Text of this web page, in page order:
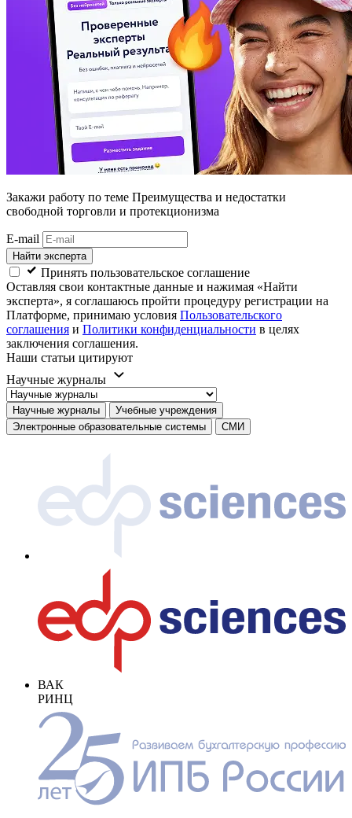
Закажи работу по теме Преимущества и недостатки
свободной торговли и протекционизма
E-mail
Найти эксперта
Принять пользовательское соглашение
Оставляя свои контактные данные и нажимая «Найти
эксперта», я соглашаюсь пройти процедуру регистрации на
Платформе, принимаю условия Пользовательского
соглашения и Политики конфиденциальности в целях
заключения соглашения.
Наши статьи цитируют
Научные журналы
Научные журналы
Учебные учреждения
Электронные образовательные системы
СМИ
ВАК
РИНЦ